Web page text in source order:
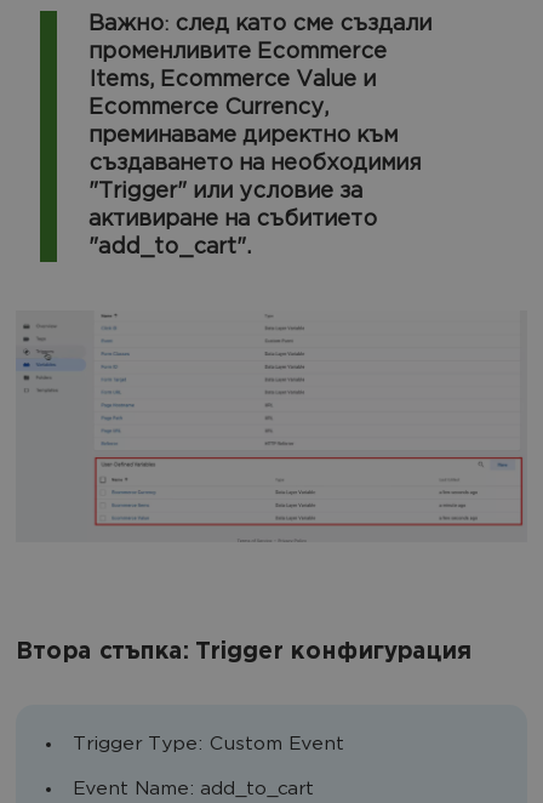
Важно: след като сме създали
променливите Ecommerce
Items, Ecommerce Value и
Ecommerce Currency,
преминаваме директно към
създаването на необходимия
"Trigger" или условие за
активиране на събитието
"add_to_cart".
Втора стъпка: Trigger конфигурация
Trigger Type: Custom Event
Event Name: add_to_cart